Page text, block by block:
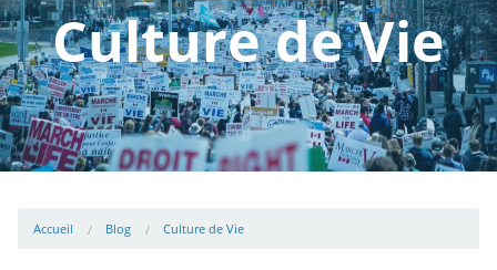
Boutique
Culture de Vie
Accueil Blog Culture de Vie